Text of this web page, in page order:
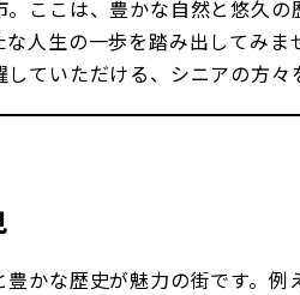
ここは、豊かな自然と悠久の
人生の一歩を踏み出してみ
していただける、シニアの方々
かな歴史が魅力の街です。例